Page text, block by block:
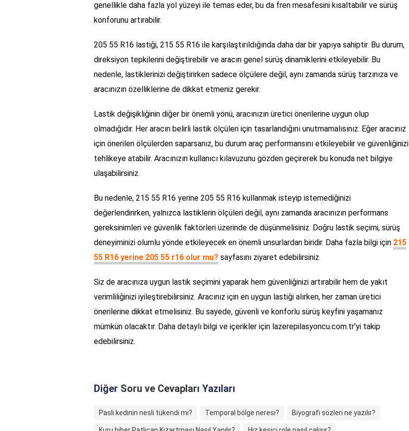
genellikle daha fazla yol yüzeyi ile temas eder, bu da fren mesafesini kısaltabilir ve sürüş
konforunu artırabilir.
205 55 R16 lastiği, 215 55 R16 ile karşılaştırıldığında daha dar bir yapıya sahiptir. Bu durum,
direksiyon tepkilerini değiştirebilir ve aracın genel sürüş dinamiklerini etkileyebilir. Bu
nedenle, lastiklerinizi değiştirirken sadece ölçülere değil, aynı zamanda sürüş tarzınıza ve
aracınızın özelliklerine de dikkat etmeniz gerekir.
Lastik değişikliğinin diğer bir önemli yönü, aracınızın üretici önerilerine uygun olup
olmadığıdır. Her aracın belirli lastik ölçüleri için tasarlandığını unutmamalısınız. Eğer aracınız
için önerilen ölçülerden saparsanız, bu durum araç performansını etkileyebilir ve güvenliğinizi
tehlikeye atabilir. Aracınızın kullanıcı kılavuzunu gözden geçirerek bu konuda net bilgiye
ulaşabilirsiniz.
Bu nedenle, 215 55 R16 yerine 205 55 R16 kullanmak isteyip istemediğinizi
değerlendirirken, yalnızca lastiklerin ölçüleri değil, aynı zamanda aracınızın performans
gereksinimleri ve güvenlik faktörleri üzerinde de düşünmelisiniz. Doğru lastik seçimi, sürüş
deneyiminizi olumlu yönde etkileyecek en önemli unsurlardan biridir. Daha fazla bilgi için 215
55 R16 yerine 205 55 r16 olur mu? sayfasını ziyaret edebilirsiniz.
Siz de aracınıza uygun lastik seçimini yaparak hem güvenliğinizi artırabilir hem de yakıt
verimliliğinizi iyileştirebilirsiniz. Aracınız için en uygun lastiği alırken, her zaman üretici
önerilerine dikkat etmelisiniz. Bu sayede, güvenli ve konforlu sürüş keyfini yaşamanız
mümkün olacaktır. Daha detaylı bilgi ve içerikler için lazerepilasyoncu.com.tr'yi takip
edebilirsiniz.
Diğer Soru ve Cevapları Yazıları
Paslı kedinin nesli tükendi mi? Temporal bölge neresi? Biyografi sözleri ne yazılır?